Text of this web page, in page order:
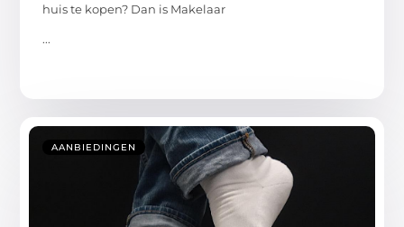
huis te kopen? Dan is Makelaar
...
AANBIEDINGEN